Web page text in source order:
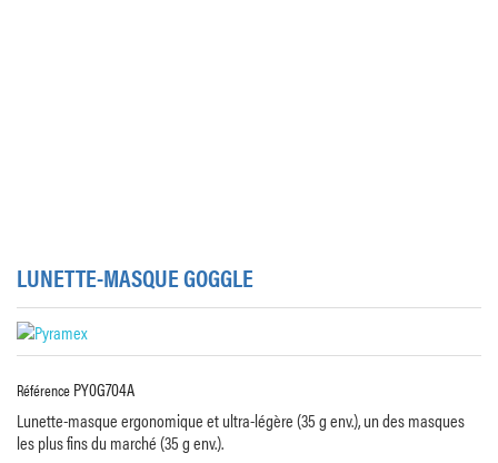
LUNETTE-MASQUE GOGGLE
Référence PY0G704A
Lunette-masque ergonomique et ultra-légère (35 g env.), un des masques
les plus fins du marché (35 g env.).